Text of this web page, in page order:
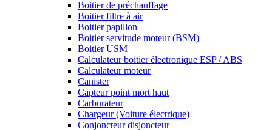
Boitier de préchauffage
Boitier filtre à air
Boitier papillon
Boitier servitude moteur (BSM)
Boitier USM
Calculateur boitier électronique ESP / ABS
Calculateur moteur
Canister
Capteur point mort haut
Carburateur
Chargeur (Voiture électrique)
Conjoncteur disjoncteur